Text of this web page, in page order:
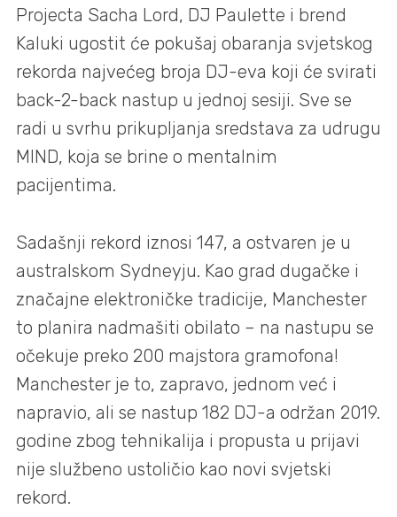
Projecta Sacha Lord, DJ Paulette i brend
Kaluki ugostit će pokušaj obaranja svjetskog
rekorda najvećeg broja DJ-eva koji će svirati
back-2-back nastup u jednoj sesiji. Sve se
radi u svrhu prikupljanja sredstava za udrugu
MIND, koja se brine o mentalnim
pacijentima.
Sadašnji rekord iznosi 147, a ostvaren je u
australskom Sydneyju. Kao grad dugačke i
značajne elektroničke tradicije, Manchester
to planira nadmašiti obilato – na nastupu se
očekuje preko 200 majstora gramofona!
Manchester je to, zapravo, jednom već i
napravio, ali se nastup 182 DJ-a održan 2019.
godine zbog tehnikalija i propusta u prijavi
nije službeno ustoličio kao novi svjetski
rekord.